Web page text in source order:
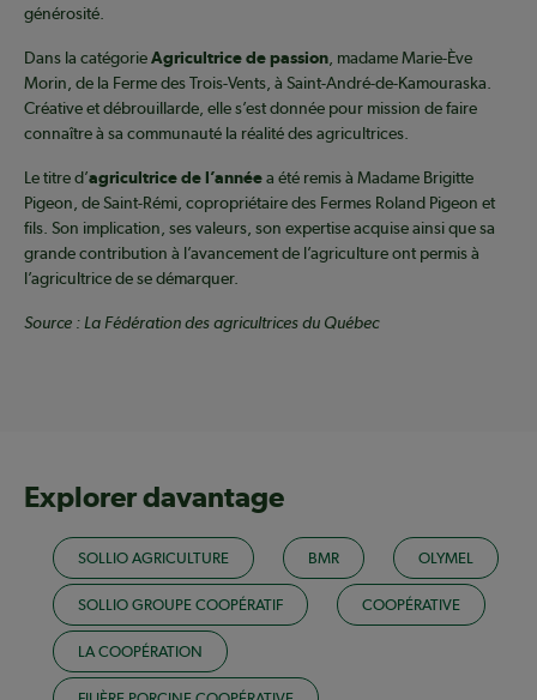
générosité.
Dans la catégorieAgricultrice de passion, madame Marie-Ève
Morin, de la Ferme des Trois-Vents, à Saint-André-de-Kamouraska.
Créative et débrouillarde, elle s’est donnée pour mission de faire
connaître à sa communauté la réalité des agricultrices.
Le titre d’agricultrice de l’annéea été remis à Madame Brigitte
Pigeon, de Saint-Rémi, copropriétaire des Fermes Roland Pigeon et
fils. Son implication, ses valeurs, son expertise acquise ainsi que sa
grande contribution à l’avancement de l’agriculture ont permis à
l’agricultrice de se démarquer.
Source : La Fédération des agricultrices du Québec
Explorer davantage
SOLLIO AGRICULTURE BMR OLYMEL
SOLLIO GROUPE COOPÉRATIF COOPÉRATIVE
LA COOPÉRATION